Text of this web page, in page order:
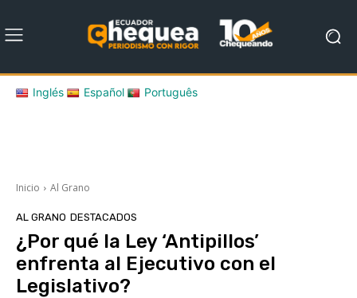
Inglés Español Português
Inicio Al Grano
AL GRANO DESTACADOS
¿Por qué la Ley ‘Antipillos’
enfrenta al Ejecutivo con el
Legislativo?